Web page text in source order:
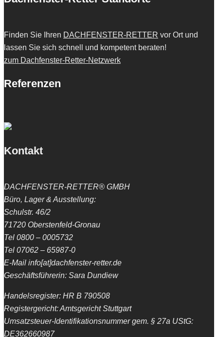
Finden Sie Ihren DACHFENSTER-RETTER vor Ort und
lassen Sie sich schnell und kompetent beraten!
zum Dachfenster-Retter-Netzwerk
Referenzen
Kontakt
DACHFENSTER-RETTER® GMBH
Büro, Lager & Ausstellung:
Schulstr. 46/2
71720 Oberstenfeld-Gronau
Tel 0800 – 0005732
Tel 07062 – 65987-0
E-Mail info[at]dachfenster-retter.de
Geschäftsführerin: Sara Dundiew
Handelsregister: HR B 790508
Registergericht: Amtsgericht Stuttgart
Umsatzsteuer-Identifikationsnummer gem. § 27a UStG:
DE362660987